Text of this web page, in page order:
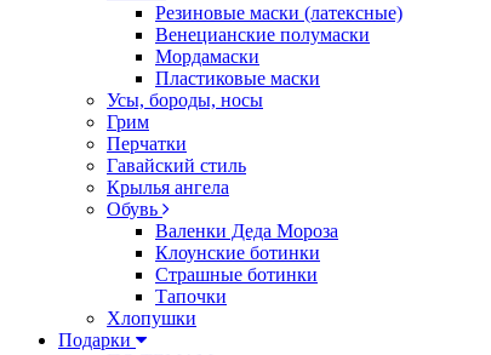
Резиновые маски (латексные)
Венецианские полумаски
Мордамаски
Пластиковые маски
Усы, бороды, носы
Грим
Перчатки
Гавайский стиль
Крылья ангела
Обувь
Валенки Деда Мороза
Клоунские ботинки
Страшные ботинки
Тапочки
Хлопушки
Подарки